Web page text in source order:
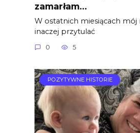
zamarłam…
W ostatnich miesiącach mój
inaczej przytulać
0 5
POZYTYWNE HISTORIE